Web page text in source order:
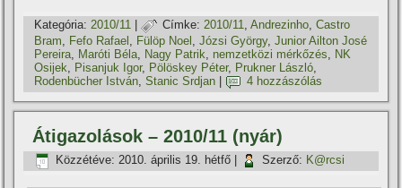
Kategória: 2010/11 Címke: 2010/11 ,Andrezinho ,Castro
Bram
Fefo Rafael Fülöp Noel ,Józsi György,Junior Ailton José
Pereira Maróti Béla Nagy Patrik nemzetközi mérkőzés
NK
Osijek
Pisanjuk Igor, Pölöskey Péter, Prukner László
Rodenbücher István ,Stanic Srdjan 4 hozzászólás
Átigazolások – 2010/11 (nyár)
Közzétéve: 2010. április 19. hétfő Szerző: K@rcsi